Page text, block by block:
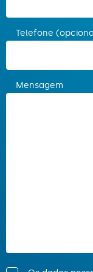
Telefone
Mensagem